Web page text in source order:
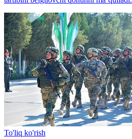
To'liq ko'rish